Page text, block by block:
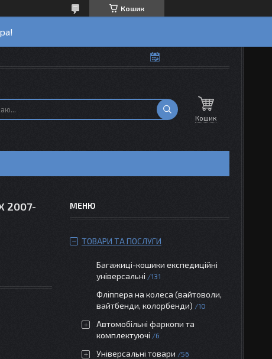
Кошик
Кошик
2007-
ТОВАРИ ТА ПОСЛУГИ
Багажиці-кошики експедиційні
універсальні
131
Фліппера на колеса (вайтоволи,
вайтбенди, колорбенди)
10
Автомобільні фаркопи та
комплектуючі
6
Універсальні товари 56